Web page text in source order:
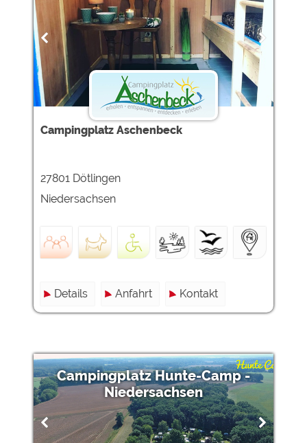
Campingplatz Aschenbeck
27801 Dötlingen
Niedersachsen
Details Anfahrt Kontakt
Campingplatz Hunte-Camp -
Niedersachsen
Marketing
Google Ads
https://policies.google.com/privacy
Google AdSense
https://policies.google.com/privacy
Google Remarketing
https://policies.google.com/privacy
Die Cookieeinstellungen können jeder Zeit im Footer
über "COOKIES" geändert werden!